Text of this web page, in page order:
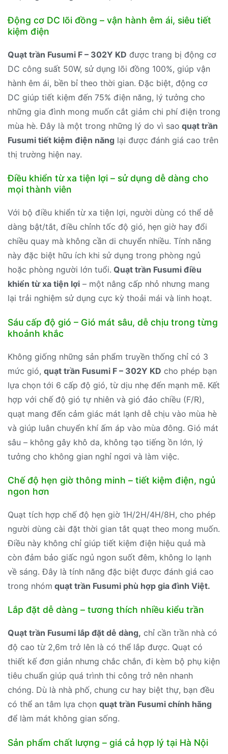
Động cơ DC lõi đồng – vận hành êm ái, siêu tiết
kiệm điện
Quạt trần Fusumi F – 302Y KD được trang bị động cơ
DC công suất 50W, sử dụng lõi đồng 100%, giúp vận
hành êm ái, bền bỉ theo thời gian. Đặc biệt, động cơ
DC giúp tiết kiệm đến 75% điện năng, lý tưởng cho
những gia đình mong muốn cắt giảm chi phí điện trong
mùa hè. Đây là một trong những lý do vì sao quạt trần
Fusumi tiết kiệm điện năng lại được đánh giá cao trên
thị trường hiện nay.
Điều khiển từ xa tiện lợi – sử dụng dễ dàng cho
mọi thành viên
Với bộ điều khiển từ xa tiện lợi, người dùng có thể dễ
dàng bật/tắt, điều chỉnh tốc độ gió, hẹn giờ hay đổi
chiều quay mà không cần di chuyển nhiều. Tính năng
này đặc biệt hữu ích khi sử dụng trong phòng ngủ
hoặc phòng người lớn tuổi. Quạt trần Fusumi điều
khiển từ xa tiện lợi – một nâng cấp nhỏ nhưng mang
lại trải nghiệm sử dụng cực kỳ thoải mái và linh hoạt.
Sáu cấp độ gió – Gió mát sâu, dễ chịu trong từng
khoảnh khắc
Không giống những sản phẩm truyền thống chỉ có 3
mức gió, quạt trần Fusumi F – 302Y KD cho phép bạn
lựa chọn tới 6 cấp độ gió, từ dịu nhẹ đến mạnh mẽ. Kết
hợp với chế độ gió tự nhiên và gió đảo chiều (F/R),
quạt mang đến cảm giác mát lạnh dễ chịu vào mùa hè
và giúp luân chuyển khí ấm áp vào mùa đông. Gió mát
sâu – không gây khô da, không tạo tiếng ồn lớn, lý
tưởng cho không gian nghỉ ngơi và làm việc.
Chế độ hẹn giờ thông minh – tiết kiệm điện, ngủ
ngon hơn
Quạt tích hợp chế độ hẹn giờ 1H/2H/4H/8H, cho phép
người dùng cài đặt thời gian tắt quạt theo mong muốn.
Điều này không chỉ giúp tiết kiệm điện hiệu quả mà
còn đảm bảo giấc ngủ ngon suốt đêm, không lo lạnh
về sáng. Đây là tính năng đặc biệt được đánh giá cao
trong nhóm quạt trần Fusumi phù hợp gia đình Việt.
Lắp đặt dễ dàng – tương thích nhiều kiểu trần
Quạt trần Fusumi lắp đặt dễ dàng, chỉ cần trần nhà có
độ cao từ 2,6m trở lên là có thể lắp được. Quạt có
thiết kế đơn giản nhưng chắc chắn, đi kèm bộ phụ kiện
tiêu chuẩn giúp quá trình thi công trở nên nhanh
chóng. Dù là nhà phố, chung cư hay biệt thự, bạn đều
có thể an tâm lựa chọn quạt trần Fusumi chính hãng
để làm mát không gian sống.
Sản phẩm chất lượng – giá cả hợp lý tại Hà Nội